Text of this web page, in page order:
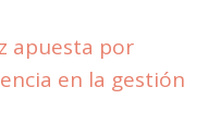
apuesta por
en la gestión